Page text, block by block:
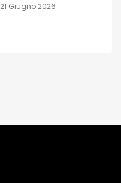
21 Giugno 2026